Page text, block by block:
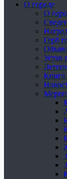
О городе
О
Герб
Устав
Книга